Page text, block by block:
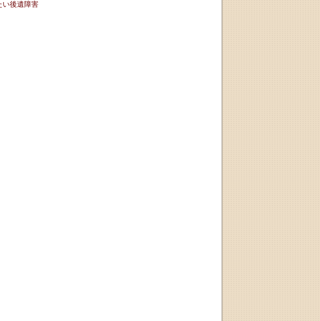
い後遺障害